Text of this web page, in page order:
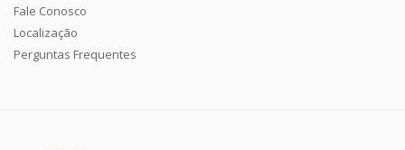
Fale Conosco
Localização
Perguntas Frequentes